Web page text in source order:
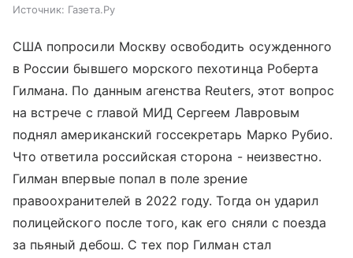
Источник: Газета.Ру
США попросили Москву освободить осужденного
в России бывшего морского пехотинца Роберта
Гилмана. По данным агенства Reuters, этот вопрос
на встрече с главой МИД Сергеем Лавровым
поднял американский госсекретарь Марко Рубио.
Что ответила российская сторона - неизвестно.
Гилман впервые попал в поле зрение
правоохранителей в 2022 году. Тогда он ударил
полицейского после того, как его сняли с поезда
за пьяный дебош. С тех пор Гилман стал